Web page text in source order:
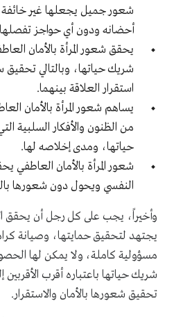
شعور جميل يجعلها غير
أحضانه ودون أي حواجز
يحقق شعور المرأة بالأمان
شريك حياتها، وبالتالي
استقرار العلاقة بينهما.
يساهم شعور المرأة بالأمان
من الظنون والأفكار السلبية
حياتها، ومدى إخلاصه لها.
شعور المرأة بالأمان العاطفي
النفسي ويحول دون شعورها
وأخيراً، يجب على كل رجل أن يحقق
يجتهد لتحقيق حمايتها، وصيانة
مسؤولية كاملة، ولا يمكن لها
شريك حياتها باعتباره أقرب الأقربين
تحقيق شعورها بالأمان والاستقرار.